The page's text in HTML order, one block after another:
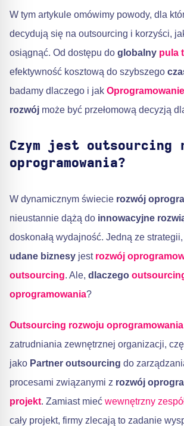
W tym artykule omówimy powody, dla
decydują się na outsourcing i korzyści,
osiągnąć. Od dostępu do globalny pula
efektywność kosztową do szybszego
badamy dlaczego i jak
rozwój może być przełomową decyzją
Czym jest outsourcing
oprogramowania?
W dynamicznym świecie rozwój
nieustannie dążą do innowacyjne
doskonałą wydajność. Jedną ze
udane biznesy jest rozwój
outsourcing. Ale, dlaczego
oprogramowania?
Outsourcing rozwoju oprogramowania
zatrudniania zewnętrznej organizacji,
jako Partner outsourcing do
procesami związanymi z rozwój
projekt. Zamiast mieć wewnętrzny
cały projekt, firmy zlecają to zadanie